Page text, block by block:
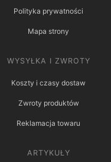
Polityka prywatności
Mapa strony
WYSYŁKA I ZWROTY
Koszty i czasy dostaw
Zwroty produktów
Reklamacja towaru
ARTYKUŁY